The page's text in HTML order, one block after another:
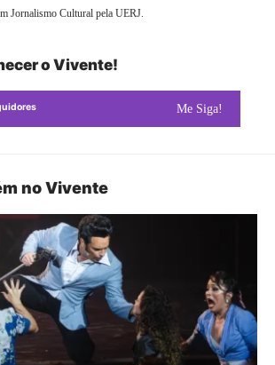
Jornalismo Cultural pela UERJ.
o Vivente!
Me Siga!
no Vivente